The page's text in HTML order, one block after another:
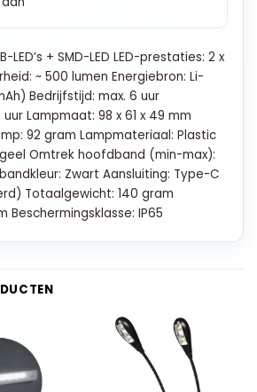
LED’s + SMD-LED LED-prestaties: 2 x
~ 500 lumen Energiebron: Li-
Bedrijfstijd: max. 6 uur
Lampmaat: 98 x 61 x 49 mm
92 gram Lampmateriaal: Plastic
Omtrek hoofdband (min-max):
Zwart Aansluiting: Type-C
Totaalgewicht: 140 gram
Beschermingsklasse: IP65